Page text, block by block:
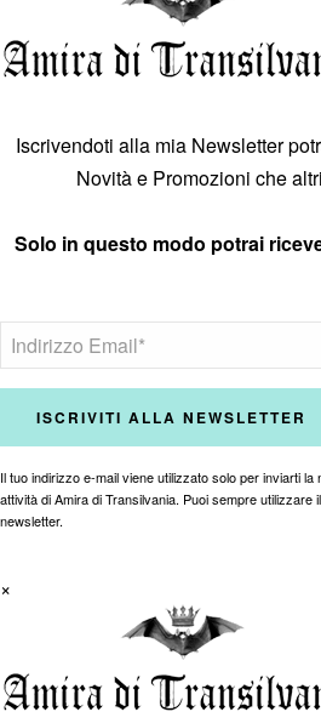
Iscrivendoti alla mia Newsletter
Novità e Promozioni che
Solo in questo modo potrai
Il tuo indirizzo e-mail viene utilizzato solo per inviarti
attività di Amira di Transilvania. Puoi sempre utilizzare
newsletter.
×